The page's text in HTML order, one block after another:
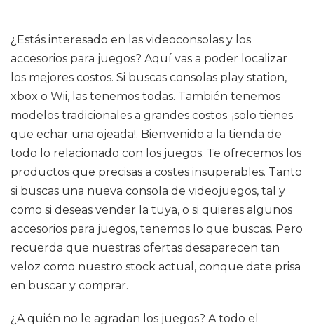
¿Estás interesado en las videoconsolas y los
accesorios para juegos? Aquí vas a poder localizar
los mejores costos. Si buscas consolas play station,
xbox o Wii, las tenemos todas. También tenemos
modelos tradicionales a grandes costos. ¡solo tienes
que echar una ojeada!. Bienvenido a la tienda de
todo lo relacionado con los juegos. Te ofrecemos los
productos que precisas a costes insuperables. Tanto
si buscas una nueva consola de videojuegos, tal y
como si deseas vender la tuya, o si quieres algunos
accesorios para juegos, tenemos lo que buscas. Pero
recuerda que nuestras ofertas desaparecen tan
veloz como nuestro stock actual, conque date prisa
en buscar y comprar.
¿A quién no le agradan los juegos? A todo el